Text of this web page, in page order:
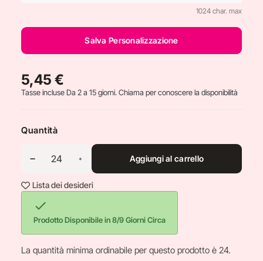
1024 char. max
Salva Personalizzazione
5,45 €
Tasse incluseDa 2 a 15 giorni. Chiama per conoscere la disponibilità
Quantità
Aggiungi al carrello
Lista dei desideri

Prodotto Disponibile in 8/9 Giorni Circa
La quantità minima ordinabile per questo prodotto è 24.